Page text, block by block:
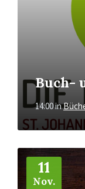
Buch-
14:00in
11
Nov.
Mehr